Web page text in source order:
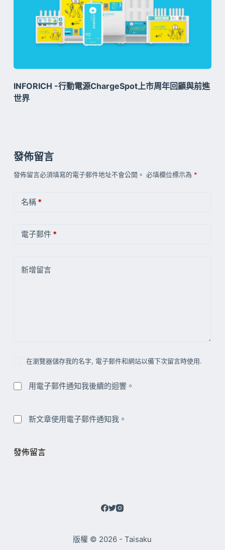
INFORICH -行動電源ChargeSpot上市周年回顧與前進
世界
發佈留言
發佈留言必須填寫的電子郵件地址不會公開。 必填欄位標示為 *
名稱*
電子郵件*
新增留言
在瀏覽器儲存我的名字, 電子郵件和網站以備下次留言時使用.
用電子郵件通知我後續的迴響。
新文章使用電子郵件通知我。
發佈留言
版權 © 2026 - Taisaku